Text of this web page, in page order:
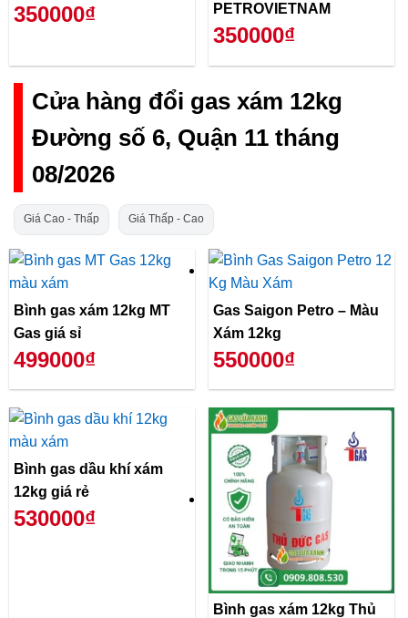
350000₫
PETROVIETNAM
350000₫
Cửa hàng đổi gas xám 12kg
Đường số 6, Quận 11 tháng
08/2026
Giá Cao - Thấp Giá Thấp - Cao
Bình gas xám 12kg MT
Gas giá sỉ
499000₫
Gas Saigon Petro – Màu
Xám 12kg
550000₫
Bình gas dầu khí xám
12kg giá rẻ
530000₫
Bình gas xám 12kg Thủ